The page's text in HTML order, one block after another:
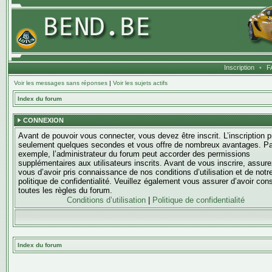
Inscription •
Voir les messages sans réponses | Voir les sujets actifs
Index du forum
CONNEXION
Avant de pouvoir vous connecter, vous devez être inscrit. L’inscription
seulement quelques secondes et vous offre de nombreux avantages.
exemple, l’administrateur du forum peut accorder des permissions
supplémentaires aux utilisateurs inscrits. Avant de vous inscrire,
vous d’avoir pris connaissance de nos conditions d’utilisation et de
politique de confidentialité. Veuillez également vous assurer d’avoir
toutes les règles du forum.
Conditions d’utilisation
Politique de confidentialité
Index du forum